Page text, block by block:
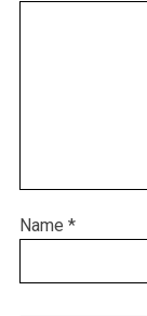
Name *